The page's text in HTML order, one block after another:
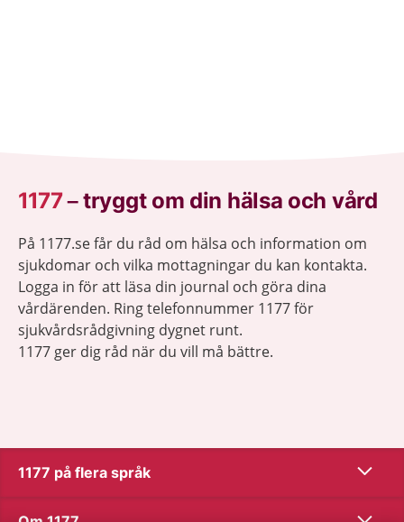
1177–tryggt om din hälsa och vård
På 1177.se får du råd om hälsa och information om
sjukdomar och vilka mottagningar du kan kontakta.
Logga in för att läsa din journal och göra dina
vårdärenden. Ring telefonnummer 1177 för
sjukvårdsrådgivning dygnet runt.
1177 ger dig råd när du vill må bättre.
1177 på flera språk Visa
Visa